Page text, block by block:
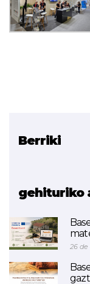
Berriki
gehituriko
26